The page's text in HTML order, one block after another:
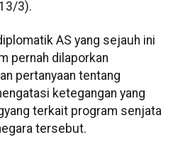
3).
AS yang sejauh ini
pernah dilaporkan
pertanyaan tentang
ketegangan yang
terkait program senjata
tersebut.